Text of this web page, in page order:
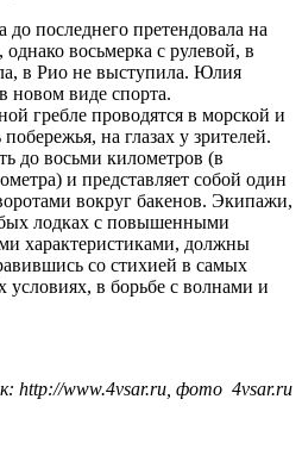
последнего претендовала на
восьмерка с рулевой, в
в Рио не выступила. Юлия
новом виде спорта.
гребле проводятся в морской и
на глазах у зрителей.
до восьми километров (в
и представляет собой один
вокруг бакенов. Экипажи,
лодках с повышенными
характеристиками, должны
со стихией в самых
условиях, в борьбе с волнами и
http://www.4vsar.ru, фото 4vsar.ru